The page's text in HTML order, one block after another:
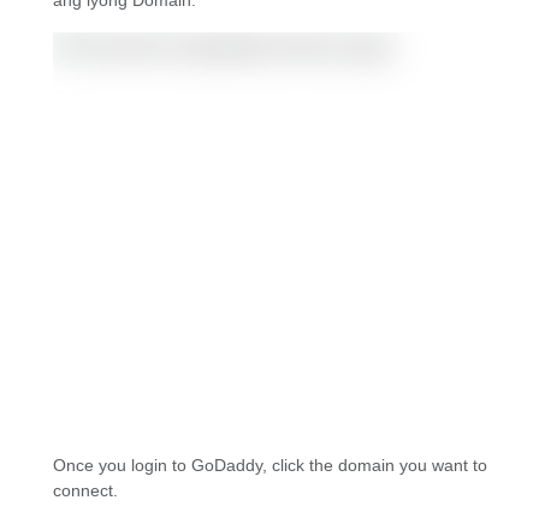
Once you login to GoDaddy, click the domain you want to
connect.